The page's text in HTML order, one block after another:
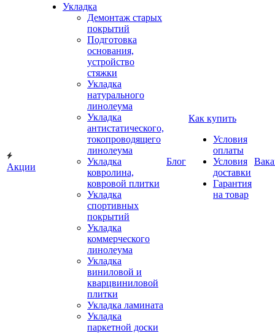
Акции
Укладка
Демонтаж старых
покрытий
Подготовка
основания,
устройство
стяжки
Укладка
натурального
линолеума
Укладка
антистатического,
токопроводящего
линолеума
Укладка
ковролина,
ковровой плитки
Укладка
спортивных
покрытий
Укладка
коммерческого
линолеума
Укладка
виниловой и
кварцвиниловой
плитки
Укладка ламината
Укладка
паркетной доски
Блог
Как купить
Условия
оплаты
Условия
доставки
Гарантия
на товар